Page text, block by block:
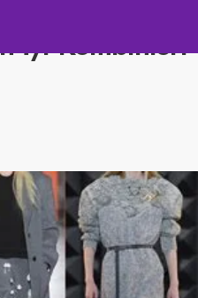
İyi Kombinleri